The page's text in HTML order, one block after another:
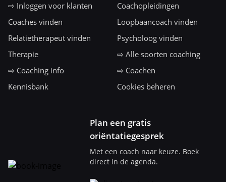
⇨ Inloggen voor klanten
Coachopleidingen
Coaches vinden
Loopbaancoach vinden
Relatietherapeut vinden
Psycholoog vinden
Therapie
⇨ Alle soorten coaching
⇨ Coaching info
⇨ Coachen
Kennisbank
Cookies beheren
Plan een gratis
oriëntatiegesprek
Met een coach naar keuze. Boek
direct in de agenda.